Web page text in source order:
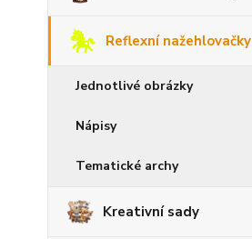
Reflexní nažehlovačky
Jednotlivé obrázky
Nápisy
Tematické archy
Kreativní sady